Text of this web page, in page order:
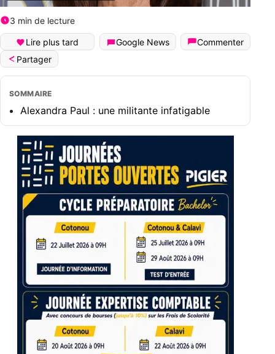
3 min de lecture
Lire plus tard Google News
Commenter
Partager
SOMMAIRE
Alexandra Paul : une militante infatigable